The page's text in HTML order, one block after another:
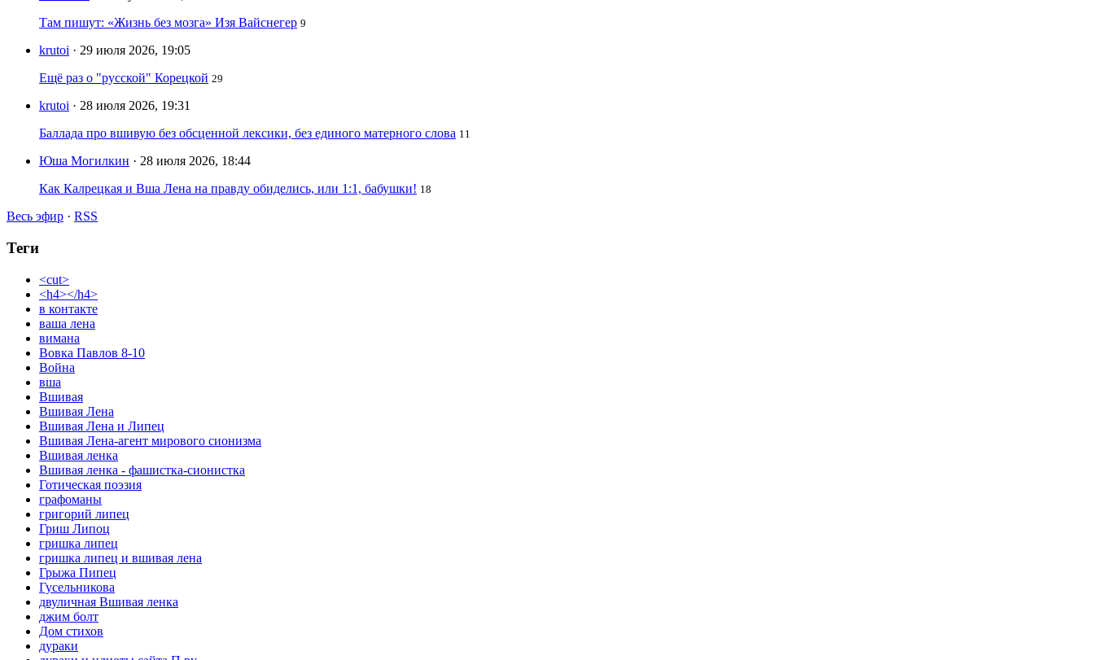
Там пишут: «Жизнь без мозга» Изя Вайснегер 9
krutoi · 29 июля 2026, 19:05
Ещё раз о "русской" Корецкой 29
krutoi · 28 июля 2026, 19:31
Баллада про вшивую без обсценной лексики, без единого матерного слова 11
Юша Могилкин · 28 июля 2026, 18:44
Как Калрецкая и Вша Лена на правду обиделись, или 1:1, бабушки! 18
Весь эфир · RSS
Теги
<cut>
<h4></h4>
в контакте
ваша лена
вимана
Вовка Павлов 8-10
Война
вша
Вшивая
Вшивая Лена
Вшивая Лена и Липец
Вшивая Лена-агент мирового сионизма
Вшивая ленка
Вшивая ленка - фашистка-сионистка
Готическая поэзия
графоманы
григорий липец
Гриш Липоц
гришка липец
гришка липец и вшивая лена
Грыжа Пипец
Гусельникова
двуличная Вшивая ленка
джим болт
Дом стихов
дураки